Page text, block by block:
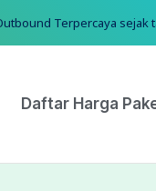
Terpercaya sejak
Daftar Harga